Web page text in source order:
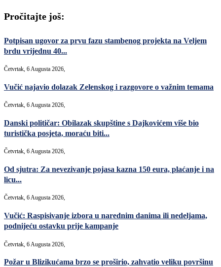
Pročitajte još:
Potpisan ugovor za prvu fazu stambenog projekta na Veljem
brdu vrijednu 40...
Četvrtak, 6 Augusta 2026,
Vučić najavio dolazak Zelenskog i razgovore o važnim temama
Četvrtak, 6 Augusta 2026,
Danski političar: Obilazak skupštine s Dajkovićem više bio
turistička posjeta, moraću biti...
Četvrtak, 6 Augusta 2026,
Od sjutra: Za nevezivanje pojasa kazna 150 eura, plaćanje i na
licu...
Četvrtak, 6 Augusta 2026,
Vučić: Raspisivanje izbora u narednim danima ili nedeljama,
podnijeću ostavku prije kampanje
Četvrtak, 6 Augusta 2026,
Požar u Blizikućama brzo se proširio, zahvatio veliku površinu